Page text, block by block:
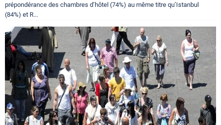
prépondérance des chambres d’hôtel (74%) au même titre qu’Istanbul
(84%) et R...